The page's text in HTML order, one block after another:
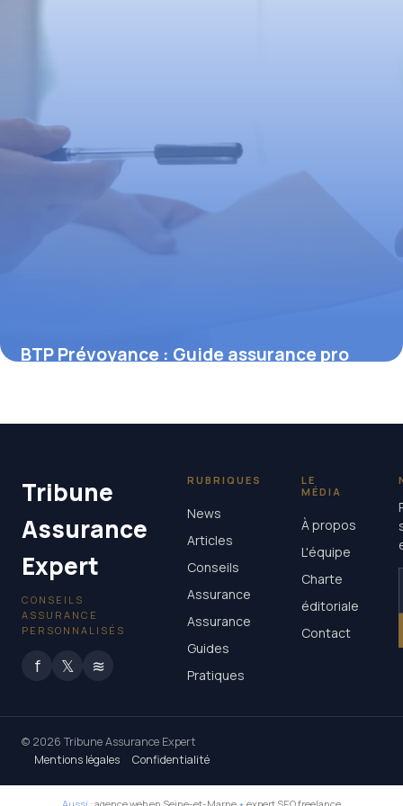
BTP Prévoyance : Guide assurance pro
Tribune
Assurance
Expert
CONSEILS
ASSURANCE
PERSONNALISÉS
f 𝕏 ≋
RUBRIQUES
News
Articles
Conseils
Assurance
Assurance
Guides
Pratiques
LE
MÉDIA
À propos
L'équipe
Charte
éditoriale
Contact
© 2026 Tribune Assurance Expert
Mentions légales
Confidentialité